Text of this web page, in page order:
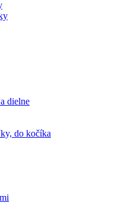
dielne
do kočíka